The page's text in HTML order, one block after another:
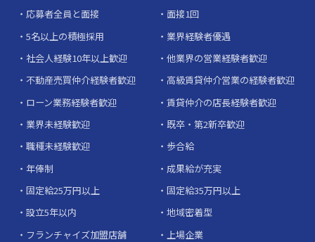
応募者全員と面接
面接1回
5名以上の積極採用
業界経験者優遇
社会人経験10年以上歓迎
他業界の営業経験者歓迎
不動産売買仲介経験者歓迎
高級賃貸仲介営業の経験者歓迎
ローン業務経験者歓迎
賃貸仲介の店長経験者歓迎
業界未経験歓迎
既卒・第2新卒歓迎
職種未経験歓迎
歩合給
年俸制
成果給が充実
固定給25万円以上
固定給35万円以上
設立5年以内
地域密着型
フランチャイズ加盟店舗
上場企業